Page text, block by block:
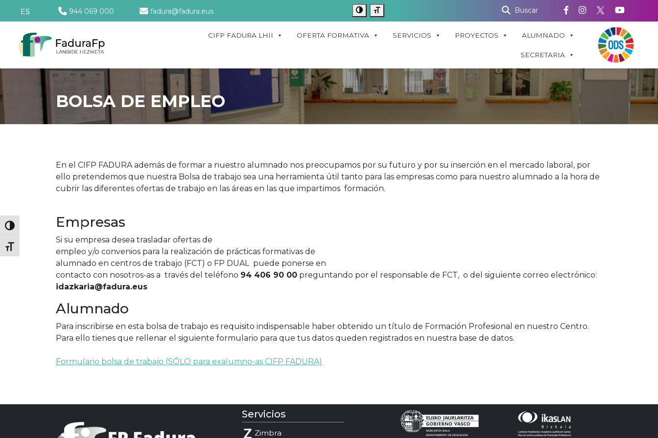
ES 944 069 000 fadura@fadura.eus Buscar
CIFP FADURA LHII OFERTA FORMATIVA SERVICIOS PROYECTOS ALUMNADO
SECRETARIA
BOLSA DE EMPLEO
En el CIFP FADURA además de formar a nuestro alumnado nos preocupamos por su futuro y por su inserción en el mercado laboral, por
ello pretendemos que nuestra Bolsa de trabajo sea una herramienta útil tanto para las empresas como para nuestro alumnado a la hora de
cubrir las diferentes ofertas de trabajo en las áreas en las que impartimos formación.
Empresas
Si su empresa desea trasladar ofertas de
empleo y/o convenios para la realización de prácticas formativas de
alumnado en centros de trabajo (FCT) o FP DUAL puede ponerse en
contacto con nosotros-as a través del teléfono 94 406 90 00 preguntando por el responsable de FCT, o del siguiente correo electrónico:
idazkaria@fadura.eus
Alumnado
Para inscribirse en esta bolsa de trabajo es requisito indispensable haber obtenido un título de Formación Profesional en nuestro Centro.
Para ello tienes que rellenar el siguiente formulario para que tus datos queden registrados en nuestra base de datos.
Formulario bolsa de trabajo (SÓLO para exalumno-as CIFP FADURA)
Servicios
Zimbra